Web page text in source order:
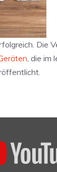
Die
, die im